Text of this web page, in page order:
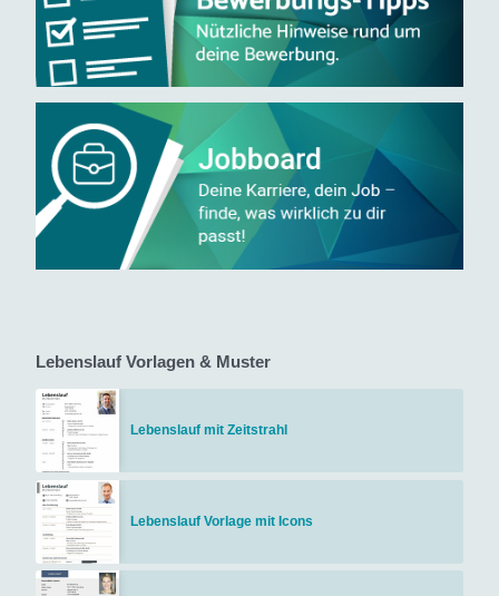
Lebenslauf Vorlagen & Muster
Lebenslauf mit Zeitstrahl
Lebenslauf Vorlage mit Icons